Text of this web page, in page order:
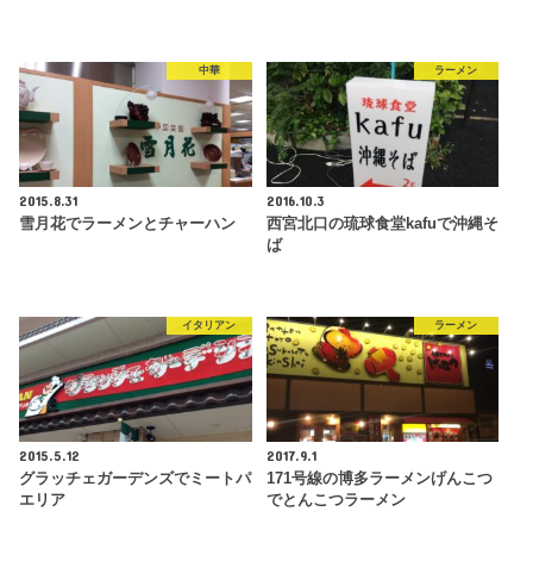
中華
2015.8.31
雪月花でラーメンとチャーハン
ラーメン
2016.10.3
西宮北口の琉球食堂kafuで沖縄そ
ば
イタリアン
2015.5.12
グラッチェガーデンズでミートパ
エリア
ラーメン
2017.9.1
171号線の博多ラーメンげんこつ
でとんこつラーメン